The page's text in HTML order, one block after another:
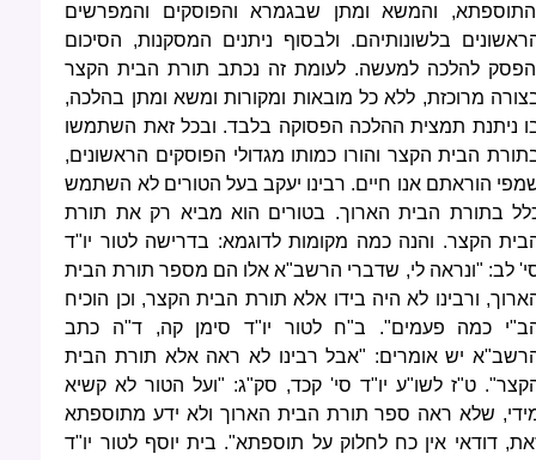
והמשא ומתן שבגמרא והפוסקים והמפרשים
בלשונותיהם. ולבסוף ניתנים המסקנות, הסיכום
להלכה למעשה. לעומת זה נכתב תורת הבית הקצר
מרוכזת, ללא כל מובאות ומקורות ומשא ומתן בהלכה,
ניתנת תמצית ההלכה הפסוקה בלבד. ובכל זאת השתמשו
הבית הקצר והורו כמותו מגדולי הפוסקים הראשונים,
הוראתם אנו חיים. רבינו יעקב בעל הטורים לא השתמש
בתורת הבית הארוך. בטורים הוא מביא רק את תורת
הקצר. והנה כמה מקומות לדוגמא: בדרישה לטור יו"ד
לב: "ונראה לי, שדברי הרשב"א אלו הם מספר תורת הבית
ורבינו לא היה בידו אלא תורת הבית הקצר, וכן הוכיח
כמה פעמים". ב"ח לטור יו"ד סימן קה, ד"ה כתב
יש אומרים: "אבל רבינו לא ראה אלא תורת הבית
ט"ז לשו"ע יו"ד סי' קכד, סק"ג: "ועל הטור לא קשיא
שלא ראה ספר תורת הבית הארוך ולא ידע מתוספתא
דודאי אין כח לחלוק על תוספתא". בית יוסף לטור יו"ד